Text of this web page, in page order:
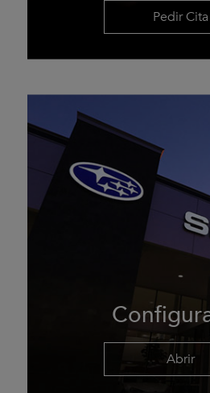
Pedir Cita
Abrir